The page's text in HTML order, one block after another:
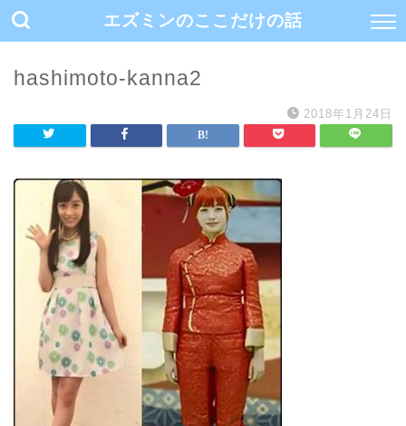
エズミンのここだけの話
hashimoto-kanna2
2018年1月24日